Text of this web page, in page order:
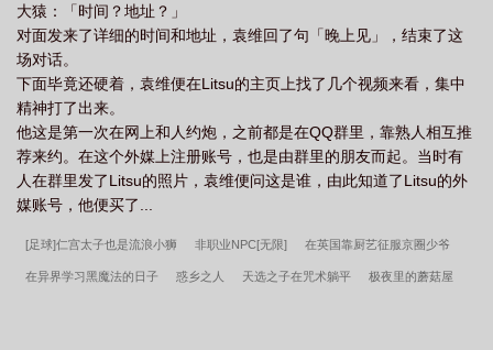
大猿：「时间？地址？」
对面发来了详细的时间和地址，袁维回了句「晚上见」，结束了这
场对话。
下面毕竟还硬着，袁维便在Litsu的主页上找了几个视频来看，集中
精神打了出来。
他这是第一次在网上和人约炮，之前都是在QQ群里，靠熟人相互推
荐来约。在这个外媒上注册账号，也是由群里的朋友而起。当时有
人在群里发了Litsu的照片，袁维便问这是谁，由此知道了Litsu的外
媒账号，他便买了...
[足球]仁宫太子也是流浪小狮 非职业NPC[无限] 在英国靠厨艺征服京圈少爷
在异界学习黑魔法的日子 惑乡之人 天选之子在咒术躺平 极夜里的蘑菇屋